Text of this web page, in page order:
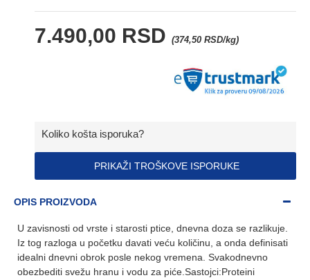
7.490,00 RSD (374,50 RSD/kg)
Koliko košta isporuka?
PRIKAŽI TROŠKOVE ISPORUKE
OPIS PROIZVODA
U zavisnosti od vrste i starosti ptice, dnevna doza se razlikuje.
Iz tog razloga u početku davati veću količinu, a onda definisati
idealni dnevni obrok posle nekog vremena. Svakodnevno
obezbediti svežu hranu i vodu za piće.Sastojci:Proteini